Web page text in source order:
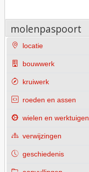
molenpaspoort
locatie
bouwwerk
kruiwerk
roeden en assen
wielen en werktuigen
verwijzingen
geschiedenis